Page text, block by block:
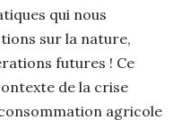
qui nous
sur la nature,
futures ! Ce
de la crise
agricole